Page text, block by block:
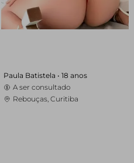
Paula Batistela • 18 anos
A ser consultado
Rebouças, Curitiba